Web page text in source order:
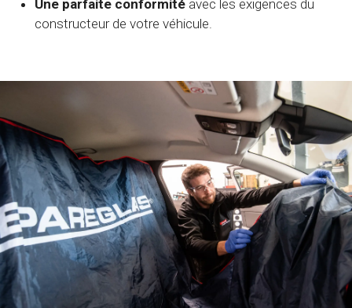
Une parfaite conformité avec les exigences du
constructeur de votre véhicule.